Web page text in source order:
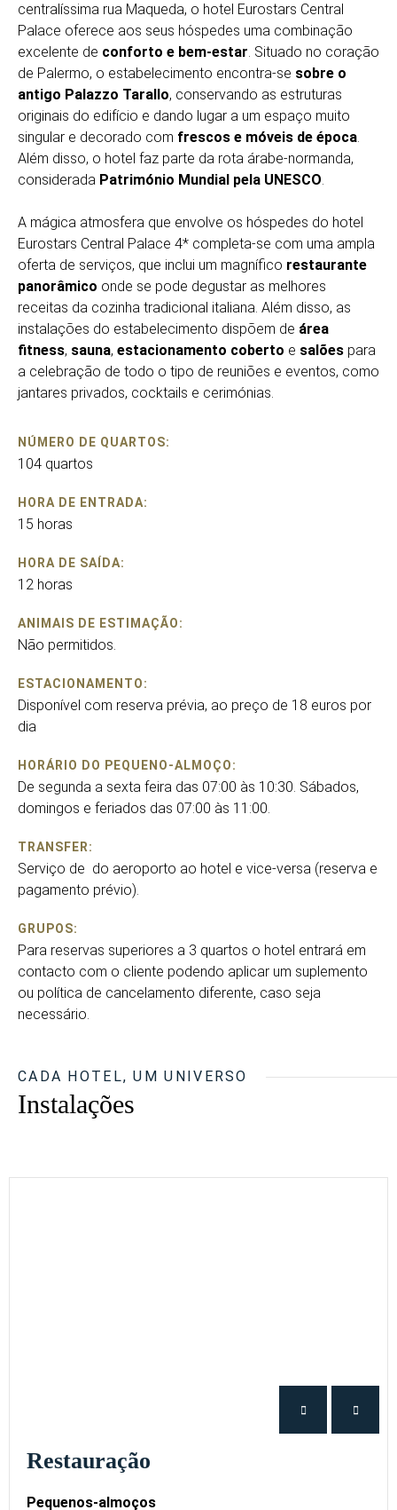
centralíssima rua Maqueda, o hotel Eurostars Central
Palace oferece aos seus hóspedes uma combinação
excelente de conforto e bem-estar. Situado no coração
de Palermo, o estabelecimento encontra-se sobre o
antigo Palazzo Tarallo, conservando as estruturas
originais do edifício e dando lugar a um espaço muito
singular e decorado com frescos e móveis de época.
Além disso, o hotel faz parte da rota árabe-normanda,
considerada Património Mundial pela UNESCO.
A mágica atmosfera que envolve os hóspedes do hotel
Eurostars Central Palace 4* completa-se com uma ampla
oferta de serviços, que inclui um magnífico restaurante
panorâmico onde se pode degustar as melhores
receitas da cozinha tradicional italiana. Além disso, as
instalações do estabelecimento dispõem de área
fitness, sauna, estacionamento coberto e salões para
a celebração de todo o tipo de reuniões e eventos, como
jantares privados, cocktails e cerimónias.
NÚMERO DE QUARTOS:
104 quartos
HORA DE ENTRADA:
15 horas
HORA DE SAÍDA:
12 horas
ANIMAIS DE ESTIMAÇÃO:
Não permitidos.
ESTACIONAMENTO:
Disponível com reserva prévia, ao preço de 18 euros por
dia
HORÁRIO DO PEQUENO-ALMOÇO:
De segunda a sexta feira das 07:00 às 10:30. Sábados,
domingos e feriados das 07:00 às 11:00.
TRANSFER:
Serviço de do aeroporto ao hotel e vice-versa (reserva e
pagamento prévio).
GRUPOS:
Para reservas superiores a 3 quartos o hotel entrará em
contacto com o cliente podendo aplicar um suplemento
ou política de cancelamento diferente, caso seja
necessário.
CADA HOTEL, UM UNIVERSO
Instalações
Restauração
Pequenos-almoços